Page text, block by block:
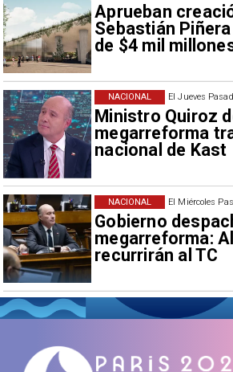
Aprueban
Sebastián
de $4 mil
El Jueves
Ministro Quiroz
megarreforma
nacional de Kast
NACIONAL
El Miércoles
Gobierno
megarreforma:
recurrirán al TC
NACIONAL